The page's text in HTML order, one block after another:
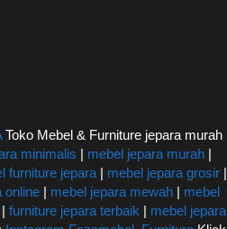
Toko Mebel & Furniture jepara murah
minimalis | mebel jepara murah|
furniture jepara | mebel jepara grosir |
online | mebel jepara mewah | mebel
furniture jepara terbaik | mebel jepara